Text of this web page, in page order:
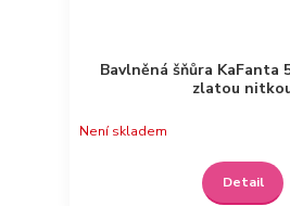
Bavlněná šňůra KaFanta
zlatou
Není skladem
Detail